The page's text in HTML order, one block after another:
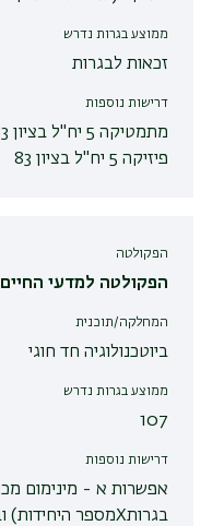
ממוצע בגרות נדרש
זכאות לבגרות
דרישות נוספות
מתמטיקה 5 יח"ל בציון 83
פיזיקה 5 יח"ל בציון 83
הפקולטה
הפקולטה למדעי החיים
המחלקה/תוכנית
ביוטכנולוגיה חד חוגי
ממוצע בגרות נדרש
107
דרישות נוספות